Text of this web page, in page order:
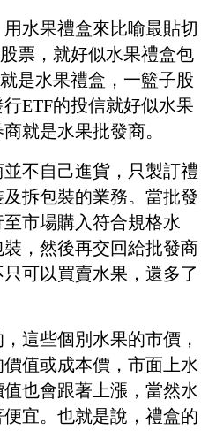
水果禮盒來比喻最貼切
票，就好似水果禮盒包
是水果禮盒，一籃子股
ETF的投信就好似水果
就是水果批發商。
不自己進貨，只製訂禮
拆包裝的業務。當批發
市場購入符合規格水
，然後再交回給批發商
可以買賣水果，還多了
這些個別水果的市價，
值或成本價，市面上水
也會跟著上漲，當然水
宜。也就是說，禮盒的